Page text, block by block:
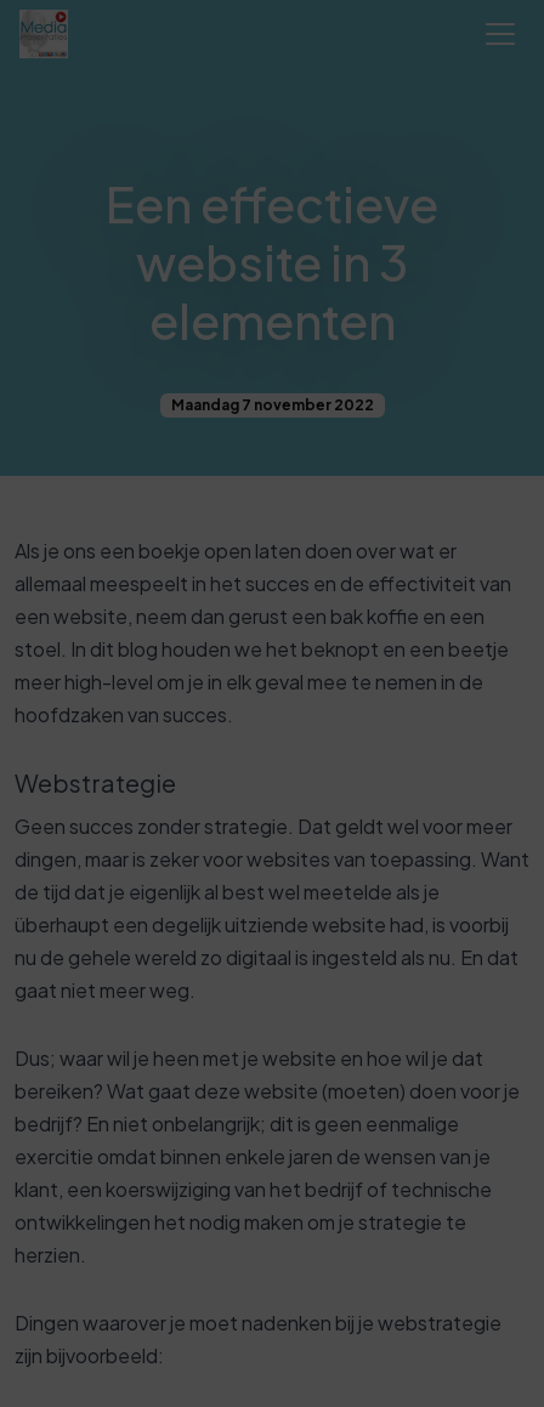
Een effectieve
website in 3
elementen
Maandag 7 november 2022
Als je ons een boekje open laten doen over wat er
allemaal meespeelt in het succes en de effectiviteit van
een website, neem dan gerust een bak koffie en een
stoel. In dit blog houden we het beknopt en een beetje
meer high-level om je in elk geval mee te nemen in de
hoofdzaken van succes.
Webstrategie
Geen succes zonder strategie. Dat geldt wel voor meer
dingen, maar is zeker voor websites van toepassing. Want
de tijd dat je eigenlijk al best wel meetelde als je
überhaupt een degelijk uitziende website had, is voorbij
nu de gehele wereld zo digitaal is ingesteld als nu. En dat
gaat niet meer weg.
Dus; waar wil je heen met je website en hoe wil je dat
bereiken? Wat gaat deze website (moeten) doen voor je
bedrijf? En niet onbelangrijk; dit is geen eenmalige
exercitie omdat binnen enkele jaren de wensen van je
klant, een koerswijziging van het bedrijf of technische
ontwikkelingen het nodig maken om je strategie te
herzien.
Dingen waarover je moet nadenken bij je webstrategie
zijn bijvoorbeeld: